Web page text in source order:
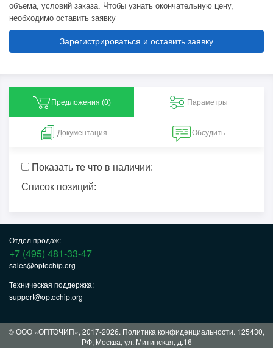
объема, условий заказа. Чтобы узнать окончательную цену,
необходимо оставить заявку
Зарегистрироваться и оставить заявку
Предложения (0) Параметры
Документация Обсудить
Показать те что в наличии:
Список позиций:
Отдел продаж:
+7 (495) 481-33-47
sales@optochip.org
Техническая поддержка:
support@optochip.org
© ООО «ОПТОЧИП», 2017-2026. Политика конфиденциальности. 125430,
РФ, Москва, ул. Митинская, д.16